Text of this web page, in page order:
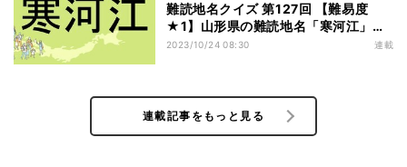
難読地名クイズ 第127回 【難易度
★1】山形県の難読地名「寒河江」っ
て読める?
2023/10/24 08:30 連載
連載記事をもっと見る